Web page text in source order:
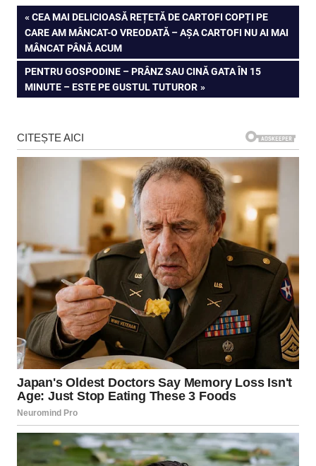
Navigare
în
articole
PREVIOUS
POST:
CEA MAI DELICIOASĂ REȚETĂ DE CARTOFI COPȚI PE
CARE AM MÂNCAT-O VREODATĂ – AȘA CARTOFI NU AI MAI
MÂNCAT PÂNĂ ACUM
NEXT
POST:
PENTRU GOSPODINE – PRÂNZ SAU CINĂ GATA ÎN 15
MINUTE – ESTE PE GUSTUL TUTUROR